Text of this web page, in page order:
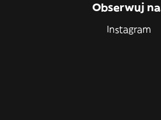
Obserwuj
Instagram